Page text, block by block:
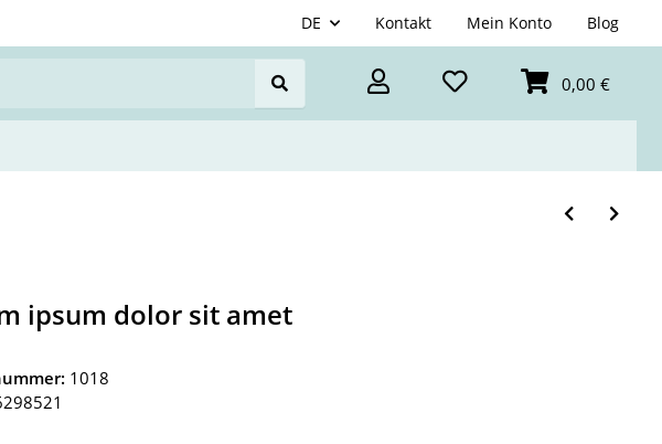
DE Kontakt Mein Konto Blog
0,00 €
ipsum dolor sit amet
1018